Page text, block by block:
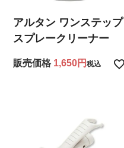
アルタン ワンステップ
スプレークリーナー
販売価格 1,650 税込